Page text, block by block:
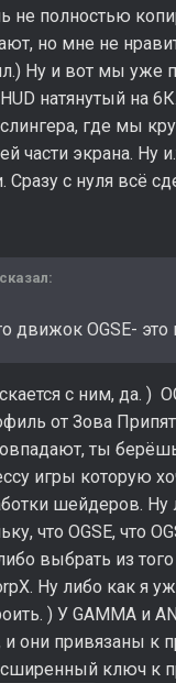
не полностью
но мне не
Ну и вот мы уже
натянутый на
где мы
части экрана. Ну
с нуля всё
сказал:
движок OGSE-
с ним, да. )
от Зова
ты
игры которую
шейдеров.
что OGSE, что
выбрать из
Ну либо как я
) У GAMMA и
привязаны к
ключ к